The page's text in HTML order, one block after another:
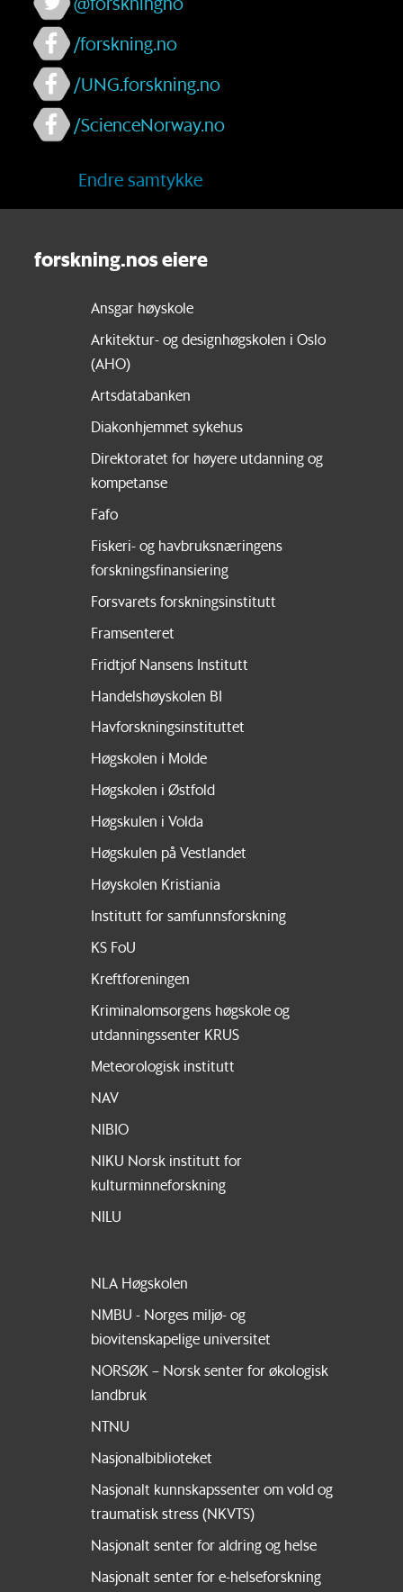
/forskning.no
/UNG.forskning.no
/ScienceNorway.no
Endre samtykke
forskning.nos eiere
Ansgar høyskole
Arkitektur- og designhøgskolen i Oslo
(AHO)
Artsdatabanken
Diakonhjemmet sykehus
Direktoratet for høyere utdanning og
kompetanse
Fafo
Fiskeri- og havbruksnæringens
forskningsfinansiering
Forsvarets forskningsinstitutt
Framsenteret
Fridtjof Nansens Institutt
Handelshøyskolen BI
Havforskningsinstituttet
Høgskolen i Molde
Høgskolen i Østfold
Høgskulen i Volda
Høgskulen på Vestlandet
Høyskolen Kristiania
Institutt for samfunnsforskning
KS FoU
Kreftforeningen
Kriminalomsorgens høgskole og
utdanningssenter KRUS
Meteorologisk institutt
NAV
NIBIO
NIKU Norsk institutt for
kulturminneforskning
NILU
NLA Høgskolen
NMBU - Norges miljø- og
biovitenskapelige universitet
NORSØK – Norsk senter for økologisk
landbruk
NTNU
Nasjonalbiblioteket
Nasjonalt kunnskapssenter om vold og
traumatisk stress (NKVTS)
Nasjonalt senter for aldring og helse
Nasjonalt senter for e-helseforskning